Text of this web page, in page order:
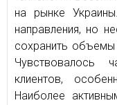
на рынке
направления, но
сохранить
Чувствовалось
клиентов,
Наиболее